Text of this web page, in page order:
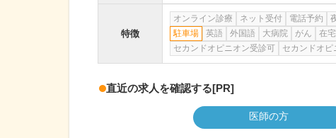
特徴
オンライン診療 ネット受付 電話予約
駐車場
英語 外国語 大病院 がん 在宅
セカンドオピニオン受診可
セカンドオ
直近の求人を確認する[PR]
医師の方